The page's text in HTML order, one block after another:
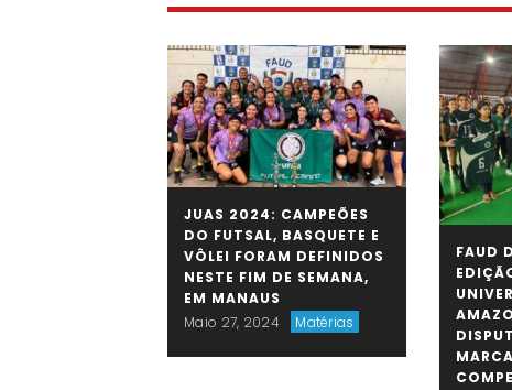
JUAS 2024: CAMPEÕES
DO FUTSAL, BASQUETE E
VÔLEI FORAM DEFINIDOS
NESTE FIM DE SEMANA,
EM MANAUS
Maio 27, 2024
Matérias
FAUD